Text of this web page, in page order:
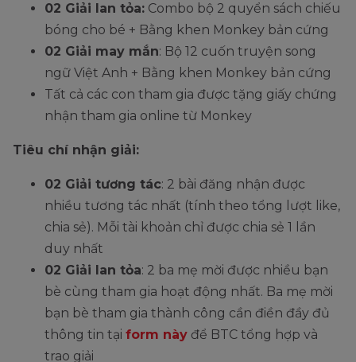
02 Giải lan tỏa: Combo bộ 2 quyển sách chiếu
bóng cho bé + Bằng khen Monkey bản cứng
02 Giải may mắn: Bộ 12 cuốn truyện song
ngữ Việt Anh + Bằng khen Monkey bản cứng
Tất cả các con tham gia được tặng giấy chứng
nhận tham gia online từ Monkey
Tiêu chí nhận giải:
02 Giải tương tác: 2 bài đăng nhận được
nhiều tương tác nhất (tính theo tổng lượt like,
chia sẻ). Mỗi tài khoản chỉ được chia sẻ 1 lần
duy nhất
02 Giải lan tỏa: 2 ba mẹ mời được nhiều bạn
bè cùng tham gia hoạt động nhất. Ba mẹ mời
bạn bè tham gia thành công cần điền đầy đủ
thông tin tại form này để BTC tổng hợp và
trao giải